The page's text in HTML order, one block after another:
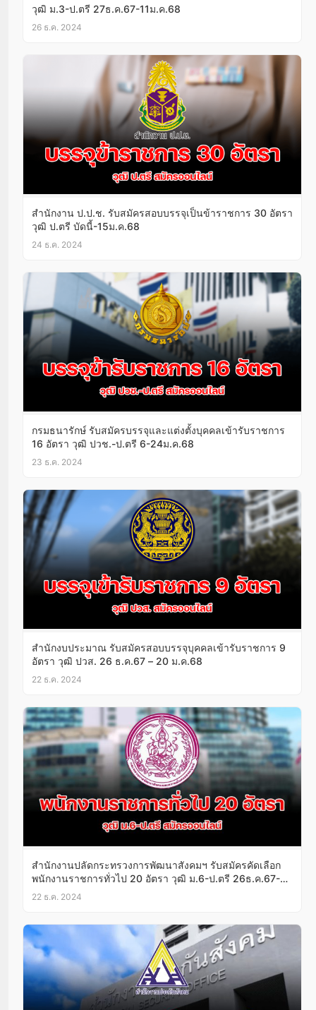
วุฒิ ม.3-ป.ตรี 27ธ.ค.67-11ม.ค.68
26 ธ.ค. 2024
สำนักงาน ป.ป.ช. รับสมัครสอบบรรจุเป็นข้าราชการ 30 อัตรา
วุฒิ ป.ตรี บัดนี้-15ม.ค.68
24 ธ.ค. 2024
กรมธนารักษ์ รับสมัครบรรจุและแต่งตั้งบุคคลเข้ารับราชการ
16 อัตรา วุฒิ ปวช.-ป.ตรี 6-24ม.ค.68
23 ธ.ค. 2024
สำนักงบประมาณ รับสมัครสอบบรรจุบุคคลเข้ารับราชการ 9
อัตรา วุฒิ ปวส. 26 ธ.ค.67 – 20 ม.ค.68
22 ธ.ค. 2024
สำนักงานปลัดกระทรวงการพัฒนาสังคมฯ รับสมัครคัดเลือก
พนักงานราชการทั่วไป 20 อัตรา วุฒิ ม.6-ป.ตรี 26ธ.ค.67-
10ม.ค.68
22 ธ.ค. 2024